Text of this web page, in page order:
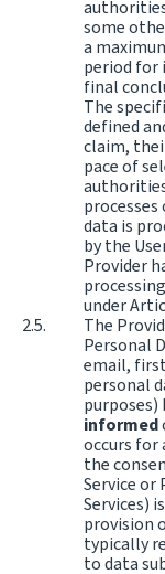
some
a
period for
final
The
defined
claim,
pace of
processes
data is
by the
Provider
under
The
Personal
email,
personal
purposes)
informed
occurs for
the
Service
Services) is
provision
typically
to data